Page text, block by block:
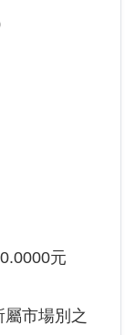
元
市場別之